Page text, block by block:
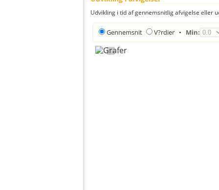
Udvikling i tid af gennemsnitlig afvigelse eller
Gennemsnit V?rdier • Min: